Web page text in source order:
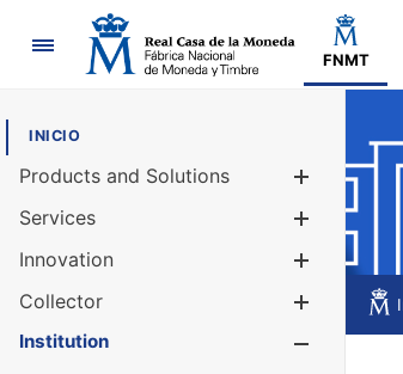
Navigation
FNMT
INICIO
Products and Solutions
Services
Innovation
Collector
Institution